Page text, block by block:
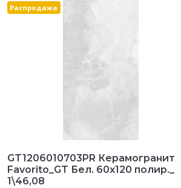
Распродажа
GT1206010703PR Керамогранит
Favorito_GT Бел. 60x120 полир._
1\46,08